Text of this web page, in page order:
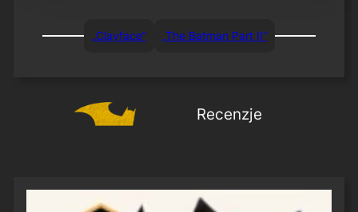
„Clayface” „The Batman Part II”
Recenzje